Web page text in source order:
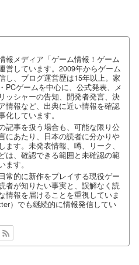
報メディア「ゲーム情報！ゲーム
営しています。2009年からゲーム
し、ブログ運営歴は15年以上。家
PCゲームを中心に、公式発表、メ
ッシャーの告知、開発者発言、決
情報など、出典に近い情報を確認
化しています。
記事を扱う場合も、可能な限り公
にあたり、日本の読者に分かりや
ます。未発表情報、噂、リーク、
は、確認できる範囲と未確認の範
ます。
常的に新作をプレイする現役ゲー
者が知りたい事実と、誤解なく読
情報を届けることを重視していま
）でも継続的に情報発信してい